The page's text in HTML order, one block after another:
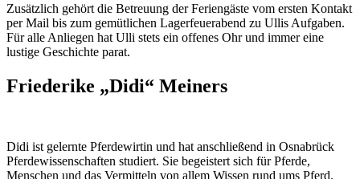
Zusätzlich gehört die Betreuung der Feriengäste vom ersten Kontakt
per Mail bis zum gemütlichen Lagerfeuerabend zu Ullis Aufgaben.
Für alle Anliegen hat Ulli stets ein offenes Ohr und immer eine
lustige Geschichte parat.
Friederike „Didi“ Meiners
Didi ist gelernte Pferdewirtin und hat anschließend in Osnabrück
Pferdewissenschaften studiert. Sie begeistert sich für Pferde,
Menschen und das Vermitteln von allem Wissen rund ums Pferd.